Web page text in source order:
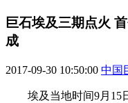
巨石埃及三期点火
成
2017-09-30 10:50:00 中国
埃及当地时间9月15